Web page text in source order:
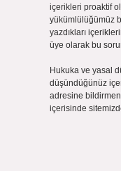
içerikleri proaktif
yükümlülüğümüz
yazdıkları
üye olarak bu
Hukuka ve yasal
düşündüğünüz
adresine
içerisinde